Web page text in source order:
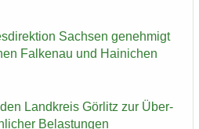
Sach­sen ge­neh­migt
Fal­ken­au und Hai­ni­chen
Land­kreis Gör­litz zur Über­
Be­las­tun­gen